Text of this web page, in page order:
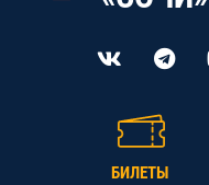
БИЛЕТЫ